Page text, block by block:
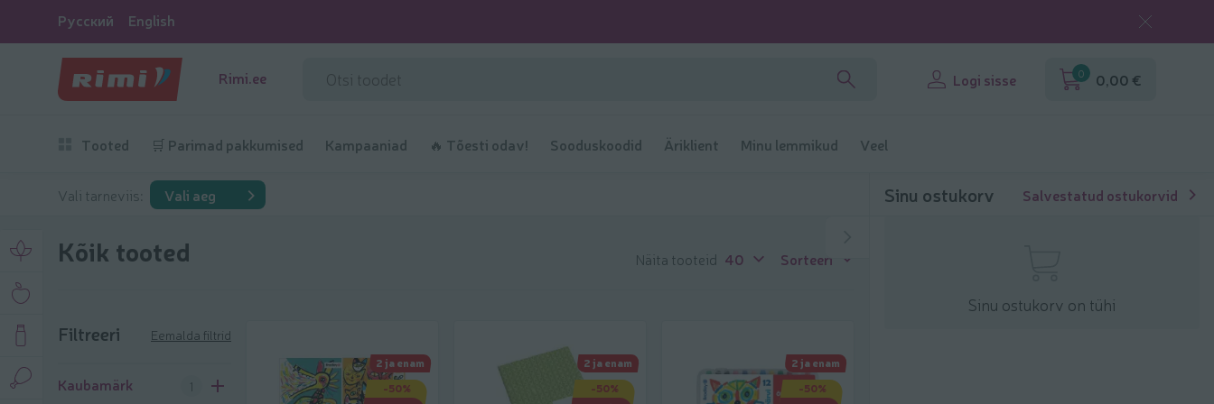
Русский English
Rimi.ee Logi sisse 0 0,00 €
Tooted 🛒 Parimad pakkumised Kampaaniad 🔥 Tõesti odav! Sooduskoodid Äriklient Minu lemmikud Veel
Vali tarneviis: Vali aeg
Kõik tooted Näita tooteid 40 Sorteeri
Filtreeri Eemalda filtrid
Kaubamärk 1
2 ja enam
-50%
2 ja enam
-50%
2 ja enam
-50%
Sinu ostukorv Salvestatud ostukorvid
Sinu ostukorv on tühi